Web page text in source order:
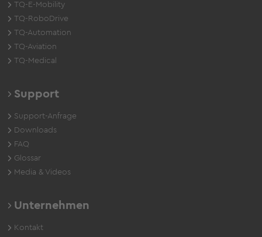
TQ-E-Mobility
TQ-RoboDrive
TQ-Automation
TQ-Aviation
TQ-Medical
Support
Support-Anfrage
Downloads
FAQ
Glossar
Media & Videos
Unternehmen
Kontakt